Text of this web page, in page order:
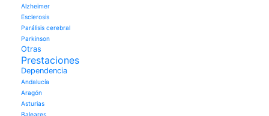
Alzheimer
Esclerosis
Parálisis cerebral
Parkinson
Otras
Prestaciones
Dependencia
Andalucía
Aragón
Asturias
Baleares